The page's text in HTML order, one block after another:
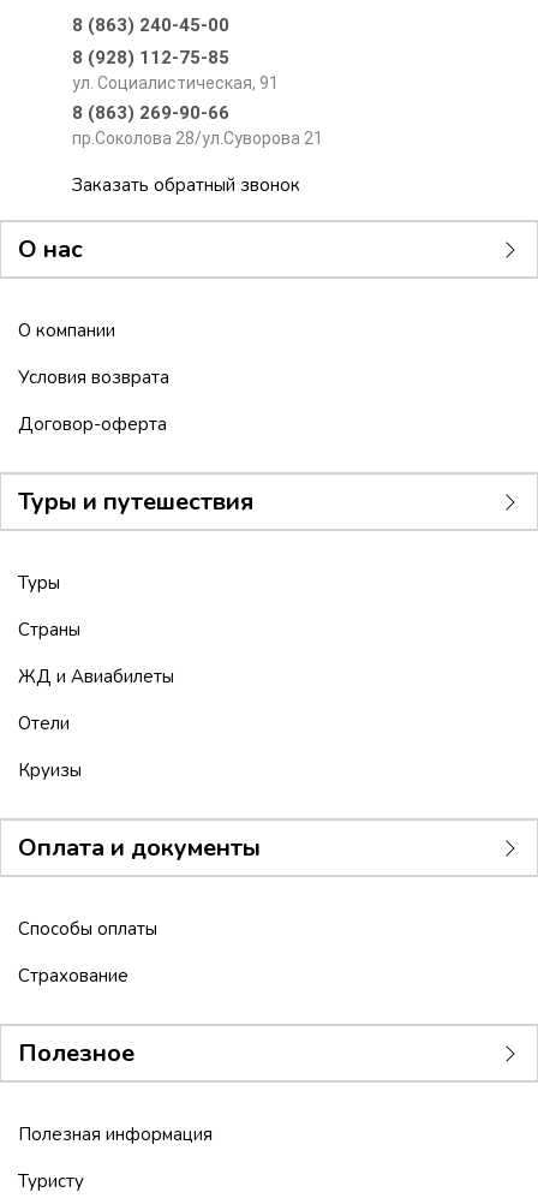
8 (863) 240-45-00
8 (928) 112-75-85
ул. Социалистическая, 91
8 (863) 269-90-66
пр.Соколова 28/ул.Суворова 21
Заказать обратный звонок
О нас
О компании
Условия возврата
Договор-оферта
Туры и путешествия
Туры
Страны
ЖД и Авиабилеты
Отели
Круизы
Оплата и документы
Способы оплаты
Страхование
Полезное
Полезная информация
Туристу